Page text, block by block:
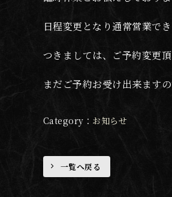
日程変更となり通常営業で
つきましては、ご予約変更
まだご予約お受け出来ます
お知らせ
一覧へ戻る